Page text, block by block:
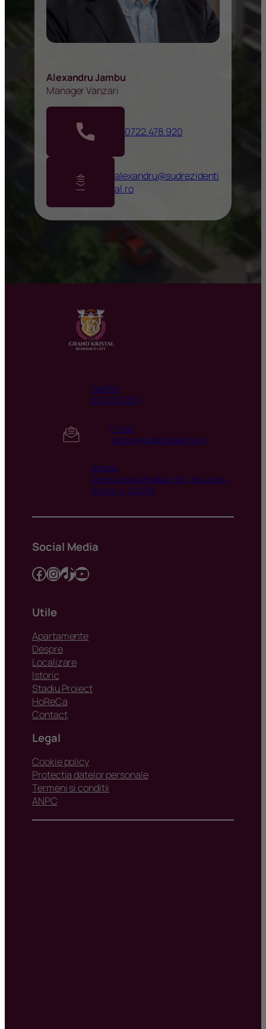
Alexandru Jambu
Manager Vanzari
0722.478.920
alexandru@sudrezidenti
al.ro
Telefon
0729.572.570
E-mail
vanzari@sudrezidential.ro
Adresa
Drumul Dealu Bradului 130, Bucuresti,
Sector 4, 042158
Social Media
Facebook InstagramTikTok YouTube
Utile
Apartamente
Despre
Localizare
Istoric
Stadiu Proiect
HoReCa
Contact
Legal
Cookie policy
Protectia datelor personale
Termeni si conditii
ANPC